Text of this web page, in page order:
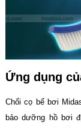
Ứng dụng
Chổi cọ bể bơi
bảo dưỡng hồ bơi